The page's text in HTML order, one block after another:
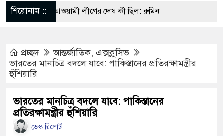
শিরোনাম ::
তাহলে আওয়ামী লীগের দোষ কী ছিল: রুমিন
অসহায় মায়ের মাথার চুল বিক্রি
অমায়িক ব্যবহার পান, জানালেন নারী
বিএনপি নেতা গ্রেপ্তার
প্রচ্ছদ আন্তর্জাতিক, এক্সক্লুসিভ
ভারতের মানচিত্র বদলে যাবে: পাকিস্তানের প্রতিরক্ষামন্ত্রীর
হুঁশিয়ারি
ভারতের মানচিত্র বদলে যাবে: পাকিস্তানের
প্রতিরক্ষামন্ত্রীর হুঁশিয়ারি
ডেস্ক রিপোর্ট